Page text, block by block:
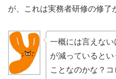
が、これは実務者研修の修了
一概には言えない
が減っているとい
ことなのかな？